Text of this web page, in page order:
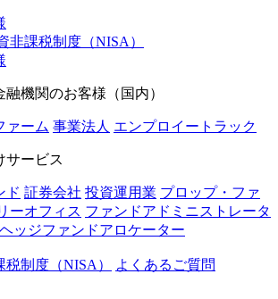
非課税制度（NISA）
機関のお客様（国内）
ァーム 事業法人 エンプロイートラック
サービス
ド 証券会社 投資運用業 プロップ・ファ
ーオフィス ファンドアドミニストレータ
ヘッジファンドアロケーター
制度（NISA）
よくあるご質問